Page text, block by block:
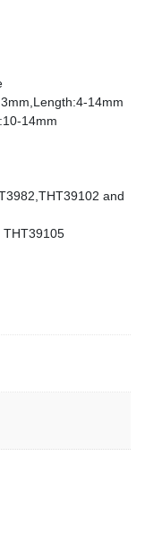
14mm
14mm
and
THT39105